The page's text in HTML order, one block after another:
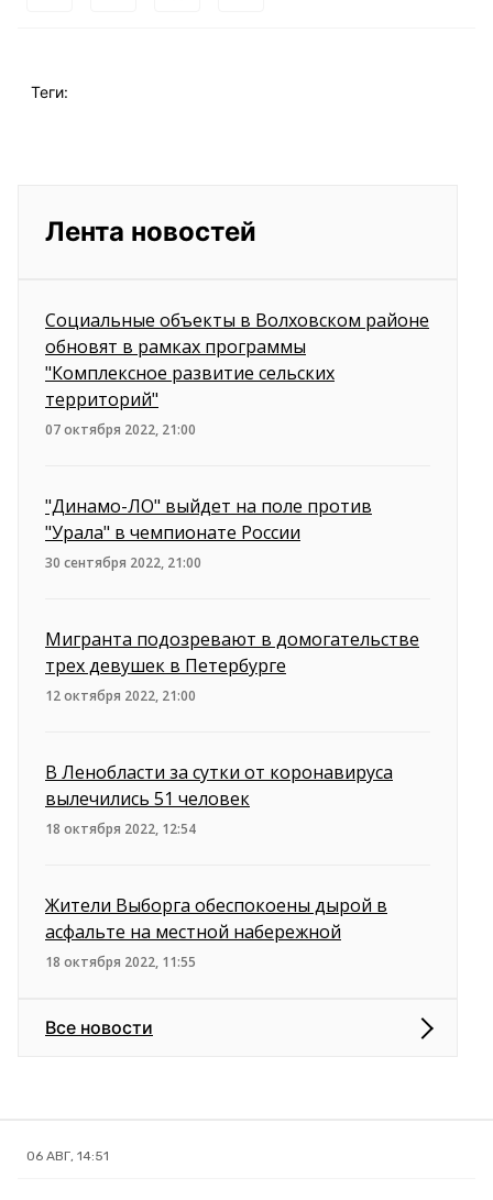
Теги:
Лента новостей
Социальные объекты в Волховском районе
обновят в рамках программы
"Комплексное развитие сельских
территорий"
07 октября 2022, 21:00
"Динамо-ЛО" выйдет на поле против
"Урала" в чемпионате России
30 сентября 2022, 21:00
Мигранта подозревают в домогательстве
трех девушек в Петербурге
12 октября 2022, 21:00
В Ленобласти за сутки от коронавируса
вылечились 51 человек
18 октября 2022, 12:54
Жители Выборга обеспокоены дырой в
асфальте на местной набережной
18 октября 2022, 11:55
Все новости
06 АВГ, 14:51